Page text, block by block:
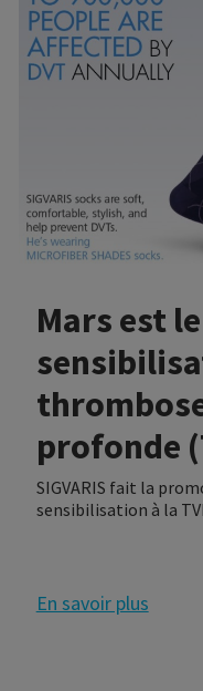
Mars est
profonde
SIGVARIS fait la
sensibilisation à la
En savoir plus